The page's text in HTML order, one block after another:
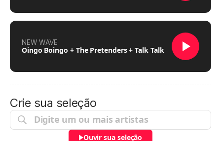
NEW WAVE
Oingo Boingo + The Pretenders + Talk Talk
Crie sua seleção
Ouvir sua seleção